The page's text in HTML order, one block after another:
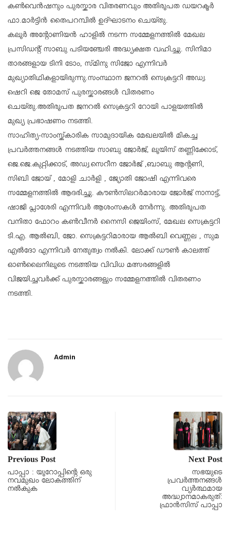
കൺവെൻഷനും പുരസ്കാര വിതരണവും അതിരൂപത ഡയറക്ടർ
ഫാ.മാർട്ടിൻ തൈപറമ്പിൽ ഉദ്ഘാടനം ചെയ്തു.
കലൂർ അന്റോണിയൻ ഹാളിൽ നടന്ന സമ്മേളനത്തിൽ മേഖല
പ്രസിഡൻ്റ് സാബു പടിയഞ്ചേരി അദ്ധ്യക്ഷത വഹിച്ചു. സിനിമാ
താരങ്ങളായ ടിനി ടോം, സ്മിനു സിജോ എന്നിവർ
മുഖ്യാതിഥികളായിരുന്നു.സംസ്ഥാന ജനറൽ സെക്രട്ടറി അഡ്വ.
ഷെറി ജെ തോമസ് പുരസ്കാരങ്ങൾ വിതരണം
ചെയ്തു.അതിരൂപത ജനറൽ സെക്രട്ടറി റോയി പാളയത്തിൽ
മുഖ്യ പ്രഭാഷണം നടത്തി.
സാഹിത്യ-സാംസ്ക്കാരിക സാമുദായിക മേഖലയിൽ മികച്ച
പ്രവർത്തനങ്ങൾ നടത്തിയ സാബു ജോർജ്, ലൂയിസ് തണ്ണിക്കോട്,
ജെ.ജെ.കുറ്റിക്കാട്, അഡ്വ.സെറീന ജോർജ് ,ബാബു ആൻ്റണി,
സിബി ജോയ് , മോളി ചാർളി , ജ്യോതി ജോഷി എന്നിവരെ
സമ്മേളനത്തിൽ ആദരിച്ചു. കൗൺസിലറർമാരായ ജോർജ് നാനാട്ട്,
ഷാജി പ്ലാശേരി എന്നിവർ ആശംസകൾ നേർന്നു. അതിരൂപത
വനിതാ ഫോറം കൺവീനർ നൈസി ജെയിംസ്, മേഖല സെക്രട്ടറി
ടി.എ. ആൽബി, ജോ. സെക്രട്ടറിമാരായ ആൽബി വെണ്ണല , സുമ
എൽദോ എന്നിവർ നേതൃത്വം നൽകി. ലോക്ക് ഡൗൺ കാലത്ത്
ഓൺലൈനിലൂടെ നടത്തിയ വിവിധ മത്സരങ്ങളിൽ
വിജയിച്ചവർക്ക് പുരസ്കാരങ്ങളും സമ്മേളനത്തിൽ വിതരണം
നടത്തി.
Admin
Previous Post
പാപ്പാ : യൂറോപ്പിന്റെ ഒരു
നവമുഖം ലോകത്തിന്
നൽകുക
Next Post
സഭയുടെ
പ്രവർത്തനങ്ങൾ
വ്യർത്ഥമായ
അദ്ധ്വാനമാകരുത്:
ഫ്രാൻസിസ് പാപ്പാ